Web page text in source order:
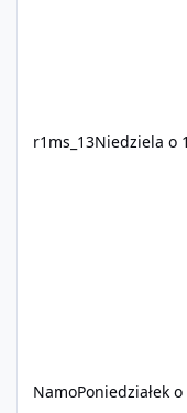
r1ms_13Niedziela o
NamoPoniedziałek